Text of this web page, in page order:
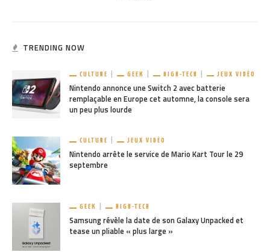
TRENDING NOW
CULTURE GEEK HIGH-TECH JEUX VIDÉO
Nintendo annonce une Switch 2 avec batterie
remplaçable en Europe cet automne, la console sera
un peu plus lourde
CULTURE JEUX VIDÉO
Nintendo arrête le service de Mario Kart Tour le 29
septembre
GEEK HIGH-TECH
Samsung révèle la date de son Galaxy Unpacked et
tease un pliable « plus large »